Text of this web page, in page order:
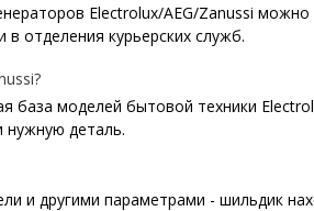
Electrolux/AEG/Zanussi
отделения курьерских служб.
база моделей бытовой техники
деталь.
и другими параметрами - шильдик